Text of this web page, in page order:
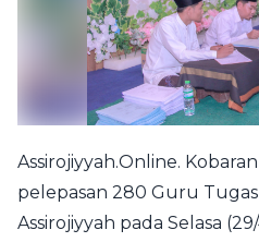
Assirojiyyah.Online.
pelepasan 280 Guru
Assirojiyyah pada Selasa